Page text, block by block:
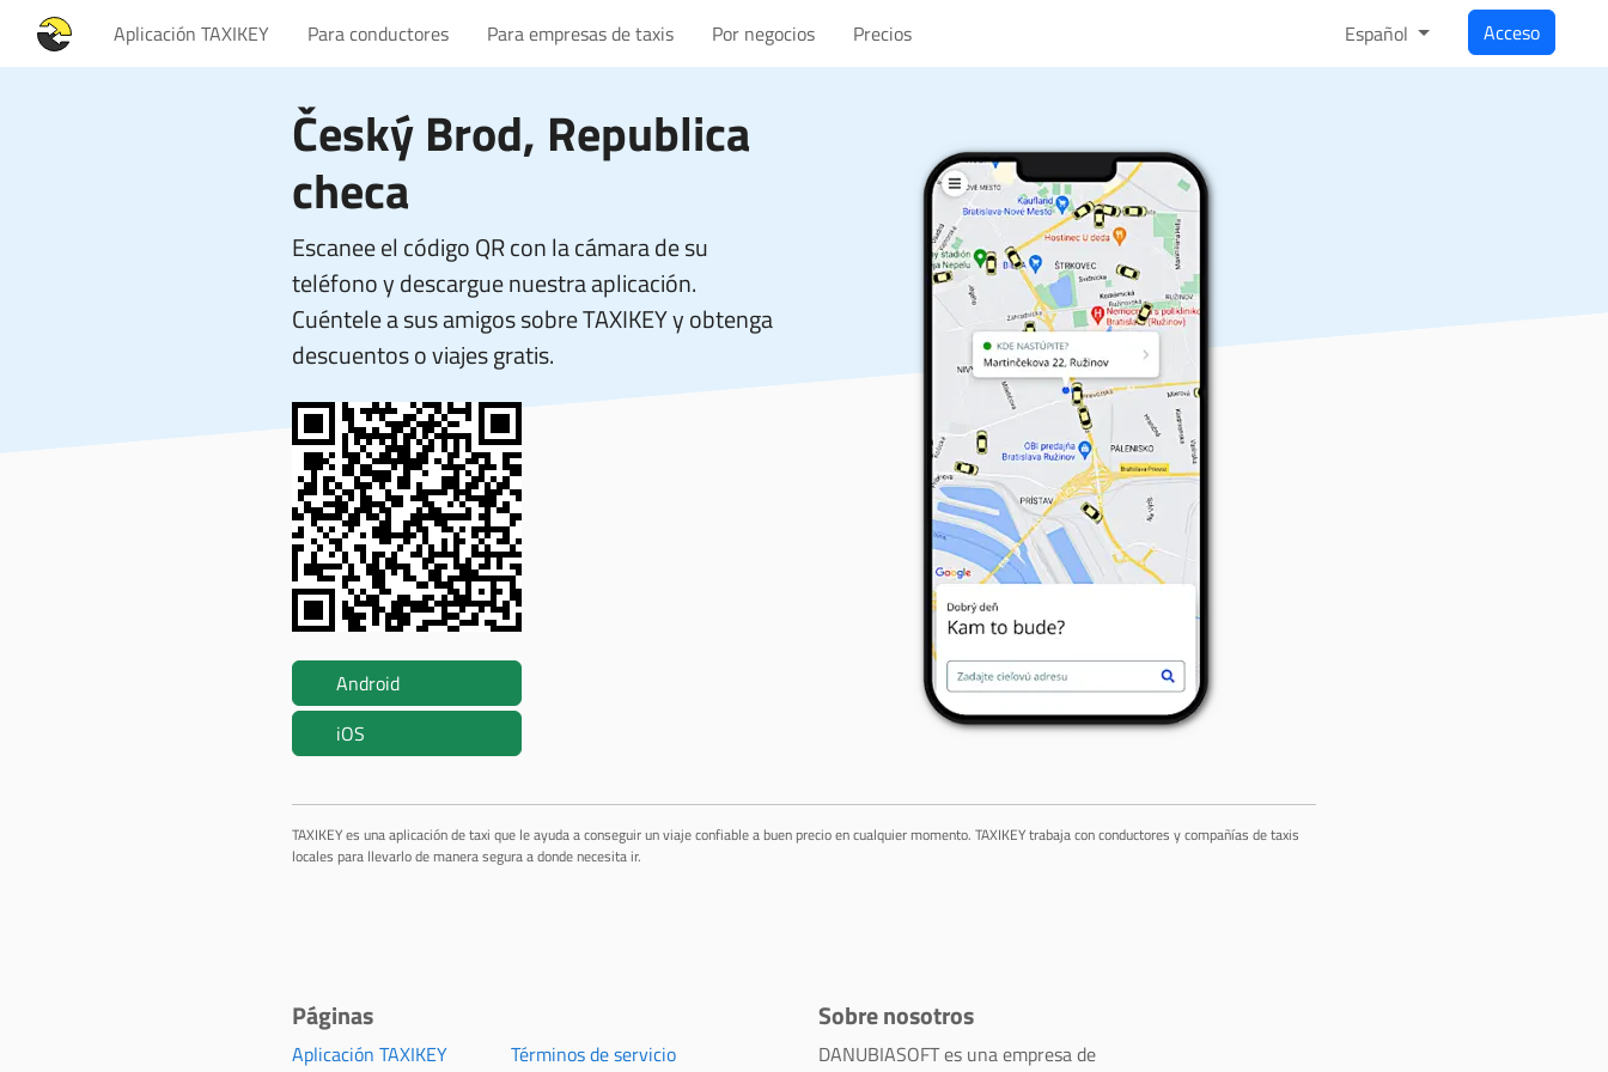
Aplicación TAXIKEY Para conductores Para empresas de taxis Por negocios Precios Español Acceso
Český Brod, Republica
checa
Escanee el código QR con la cámara de su
teléfono y descargue nuestra aplicación.
Cuéntele a sus amigos sobre TAXIKEY y obtenga
descuentos o viajes gratis.
Android
iOS
TAXIKEY es una aplicación de taxi que le ayuda a conseguir un viaje confiable a buen precio en cualquier momento. TAXIKEY trabaja con conductores y compañías de taxis
locales para llevarlo de manera segura a donde necesita ir.
Páginas
Aplicación TAXIKEY
Términos de servicio
Sobre nosotros
DANUBIASOFT es una empresa de